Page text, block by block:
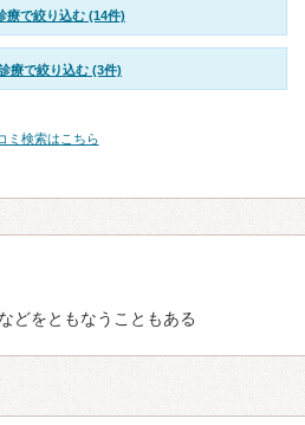
療で絞り込む (14件)
療で絞り込む (3件)
ミ検索はこちら
どをともなうこともある